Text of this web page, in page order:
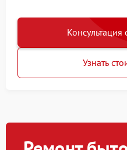
Консультация
Узнать